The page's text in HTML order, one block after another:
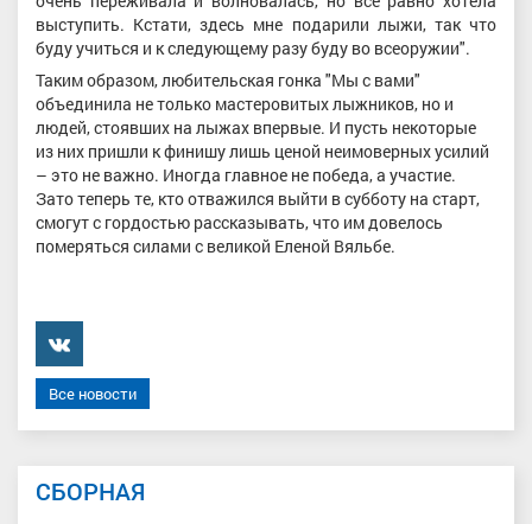
выступить. Кстати, здесь мне подарили лыжи, так что
буду учиться и к следующему разу буду во всеоружии".
Таким образом, любительская гонка "Мы с вами"
объединила не только мастеровитых лыжников, но и
людей, стоявших на лыжах впервые. И пусть некоторые
из них пришли к финишу лишь ценой неимоверных усилий
– это не важно. Иногда главное не победа, а участие.
Зато теперь те, кто отважился выйти в субботу на старт,
смогут с гордостью рассказывать, что им довелось
померяться силами с великой Еленой Вяльбе.
���������
Все новости
СБОРНАЯ